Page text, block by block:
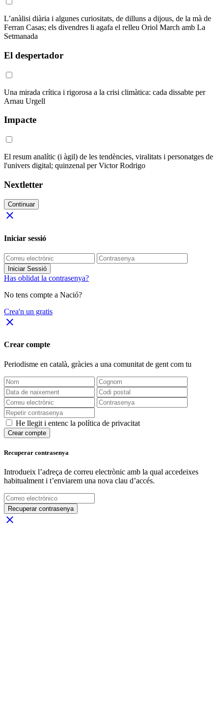
L’anàlisi diària i algunes curiositats, de dilluns a dijous, de la mà de
Ferran Casas; els divendres li agafa el relleu Oriol March amb La
Setmanada
El despertador
Una mirada crítica i rigorosa a la crisi climàtica: cada dissabte per
Arnau Urgell
Impacte
El resum analític (i àgil) de les tendències, viralitats i personatges de
l'univers digital; quinzenal per Victor Rodrigo
Nextletter
Continuar
close
Iniciar sessió
Iniciar Sessió
Has oblidat la contrasenya?
No tens compte a Nació?
Crea'n un gratis
close
Crear compte
Periodisme en català, gràcies a una comunitat de gent com tu
He llegit i entenc la política de privacitat
Crear compte
Recuperar contrasenya
Introdueix l’adreça de correu electrònic amb la qual accedeixes
habitualment i t’enviarem una nova clau d’accés.
Recuperar contrasenya
close